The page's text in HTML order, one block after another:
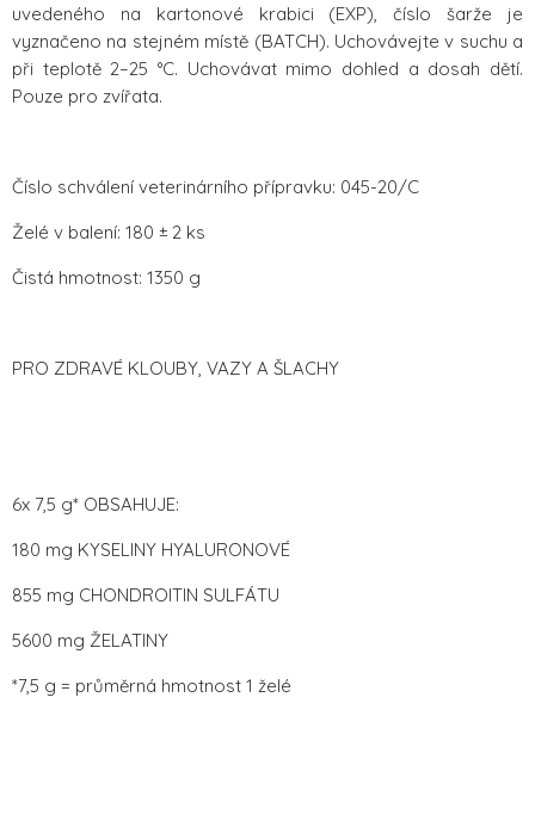
uvedeného na kartonové krabici (EXP), číslo šarže je
vyznačeno na stejném místě (BATCH). Uchovávejte v suchu a
při teplotě 2–25 °C. Uchovávat mimo dohled a dosah dětí.
Pouze pro zvířata.
Číslo schválení veterinárního přípravku: 045-20/C
Želé v balení: 180 ± 2 ks
Čistá hmotnost: 1350 g
PRO ZDRAVÉ KLOUBY, VAZY A ŠLACHY
6x 7,5 g* OBSAHUJE:
180 mg KYSELINY HYALURONOVÉ
855 mg CHONDROITIN SULFÁTU
5600 mg ŽELATINY
*7,5 g = průměrná hmotnost 1 želé